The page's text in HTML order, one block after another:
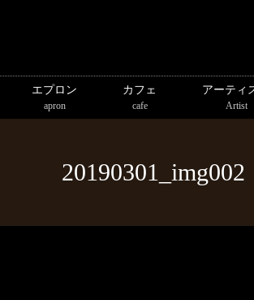
エプロン
apron
カフェ
cafe
アーティ
Artist
20190301_img002